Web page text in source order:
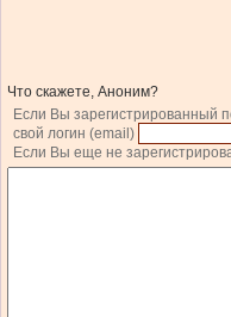
Что скажете, Аноним?
Если Вы зарегистрированный
свой логин (email)
Если Вы еще не